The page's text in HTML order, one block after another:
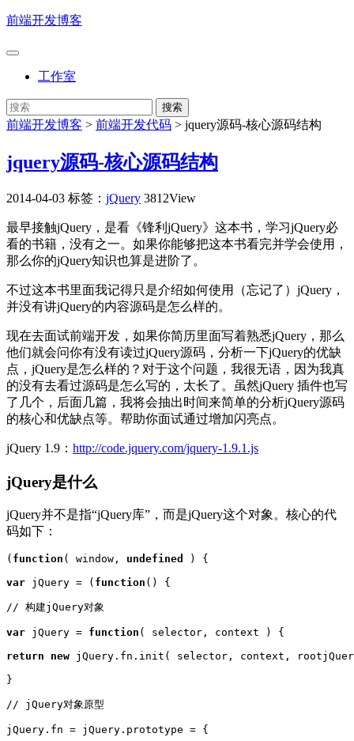
前端开发博客
工作室
前端开发博客 > 前端开发代码 > jquery源码-核心源码结构
jquery源码-核心源码结构
2014-04-03 标签： jQuery 3812View
最早接触jQuery，是看《锋利jQuery》这本书，学习jQuery必
看的书籍，没有之一。如果你能够把这本书看完并学会使用，
那么你的jQuery知识也算是进阶了。
不过这本书里面我记得只是介绍如何使用（忘记了）jQuery，
并没有讲jQuery的内容源码是怎么样的。
现在去面试前端开发，如果你简历里面写着熟悉jQuery，那么
他们就会问你有没有读过jQuery源码，分析一下jQuery的优缺
点，jQuery是怎么样的？对于这个问题，我很无语，因为我真
的没有去看过源码是怎么写的，太长了。虽然jQuery 插件也写
了几个，后面几篇，我将会抽出时间来简单的分析jQuery源码
的核心和优缺点等。帮助你面试通过增加闪亮点。
jQuery 1.9： http://code.jquery.com/jquery-1.9.1.js
jQuery是什么
jQuery并不是指“jQuery库”，而是jQuery这个对象。核心的代
码如下：
( function ( window, undefined
) {
var jQuery = ( function () {
// 构建jQuery对象
var jQuery = function ( selector, context ) {
return
new jQuery.fn.init( selector, context,
}
// jQuery对象原型
jQuery.fn = jQuery.prototype = {